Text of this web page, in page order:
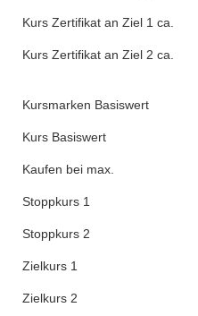
Kurs Zertifikat an Ziel 1 ca.
Kurs Zertifikat an Ziel 2 ca.
Kursmarken Basiswert
Kurs Basiswert
Kaufen bei max.
Stoppkurs 1
Stoppkurs 2
Zielkurs 1
Zielkurs 2